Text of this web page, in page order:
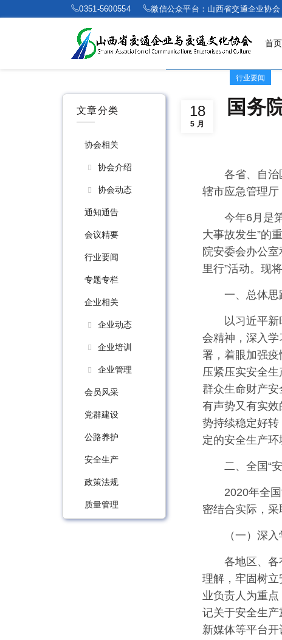
0351-5600554 微信公众平台：山西省交通企业协会
首页
文章分类
协会相关
协会介绍
协会动态
通知通告
会议精要
行业要闻
专题专栏
企业相关
企业动态
企业培训
企业管理
会员风采
党群建设
公路养护
安全生产
政策法规
质量管理
18
5 月
行业要闻
国务
各省、自
辖市应急管理厅
今年6月是
大事故发生”的
院安委会办公
里行”活动。现
一、总体思
以习近平
会精神，深入
署，着眼加强疫
压紧压实安全
群众生命财产
有声势又有实
势持续稳定好
定的安全生产环
二、全国“
2020年全
密结合实际，采
（一）深
各地区、
理解，牢固树
业负责人为重
记关于安全生产
新媒体等平台